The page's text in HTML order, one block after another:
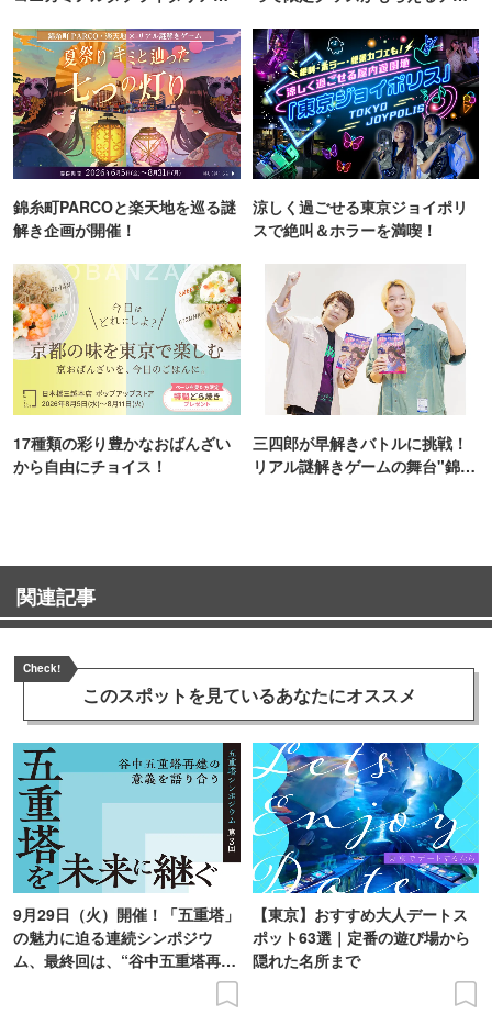
錦糸町PARCOと楽天地を巡る謎
解き企画が開催！
涼しく過ごせる東京ジョイポリ
スで絶叫＆ホラーを満喫！
17種類の彩り豊かなおばんざい
から自由にチョイス！
三四郎が早解きバトルに挑戦！
リアル謎解きゲームの舞台"錦糸
関連記事
Check!
このスポットを見ているあなたにオススメ
9月29日（火）開催！「五重塔」
の魅力に迫る連続シンポジウ
ム、最終回は、“谷中五重塔再建
【東京】おすすめ大人デートス
ポット63選｜定番の遊び場から
隠れた名所まで